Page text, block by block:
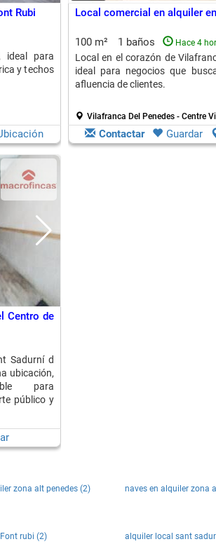
Rubi
ideal para
y techos
Local comercial en alquiler
100 m² 1 baños Hace 4
Local en el corazón de
ideal para negocios que
afluencia de clientes.
Vilafranca Del Penedes - Centre
Contactar Guardar
Centro de
Sadurní d
ubicación,
para
público y
zona alt penedes (2) naves en alquiler zona
rubi (2) alquiler local sant